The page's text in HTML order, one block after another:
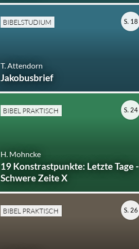
BIBELSTUDIUM
T. Attendorn
Jakobusbrief
S. 18
BIBEL PRAKTISCH
H. Mohncke
19 Konstrastpunkte: Letzte Tage -
Schwere Zeite X
S. 24
BIBEL PRAKTISCH S. 26